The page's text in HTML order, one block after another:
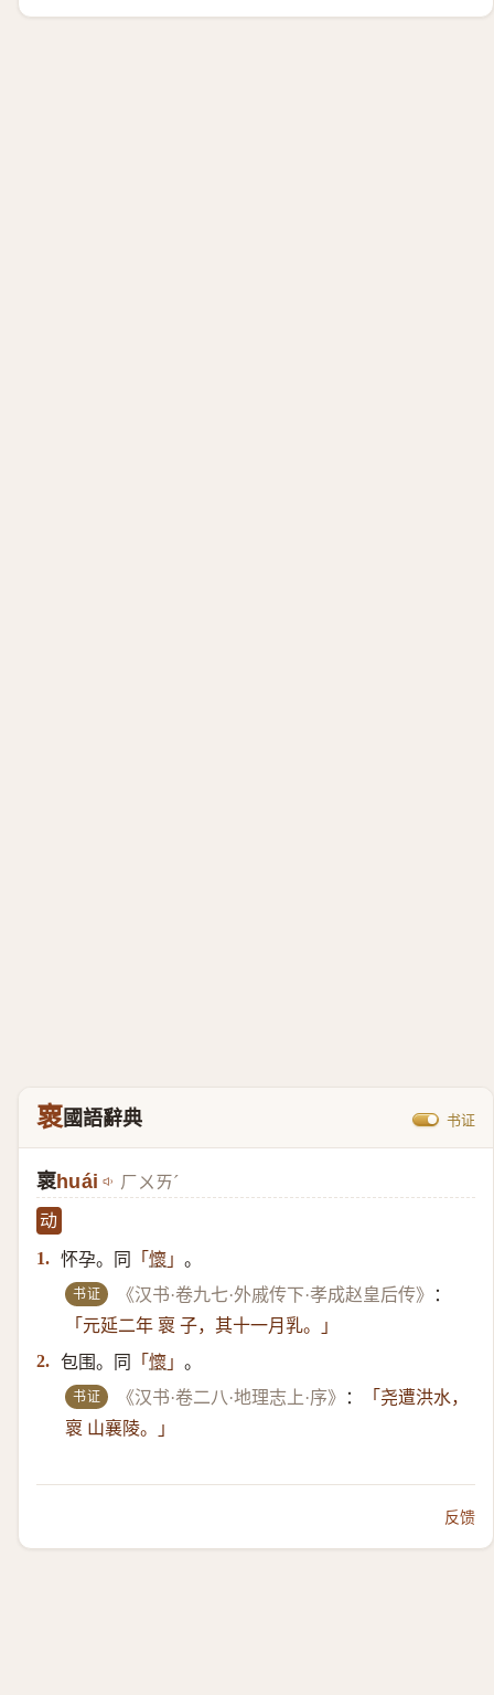
褱國語辭典 书证
褱huái ㄏㄨㄞˊ
动
1. 怀孕。同 「 懷 」 。
书证 《汉书·卷九七·外戚传下·孝成赵皇后传》
：
「元延二年 褱 子，其十一月乳。」
2. 包围。同 「 懷 」 。
书证 《汉书·卷二八·地理志上·序》 ：
「尧遭洪水，
褱 山襄陵。」
反馈